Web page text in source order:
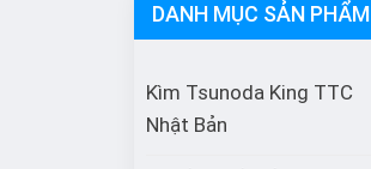
DANH MỤC SẢN PHẨM
Kìm Tsunoda King TTC
Nhật Bản